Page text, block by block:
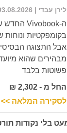
לירן עבדי | 03.08.2026
בקומפקטיות ונוחות
אבל התצוגה
מבהירים שהוא
פשוטות בלבד
החל מ - 2,302 ₪
לסקירה המלאה >>